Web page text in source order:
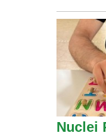
Nuclei